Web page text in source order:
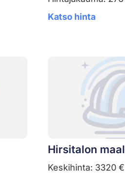
Katso hinta
Hirsitalon
Keskihinta: 3320 €